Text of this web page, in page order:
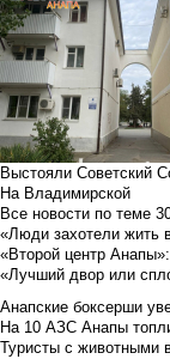
Выстояли Советский
На Владимирской
Все новости по теме
«Люди захотели жить
«Второй центр
«Лучший двор или
Анапские боксерши
На 10 АЗС Анапы
Туристы с животными